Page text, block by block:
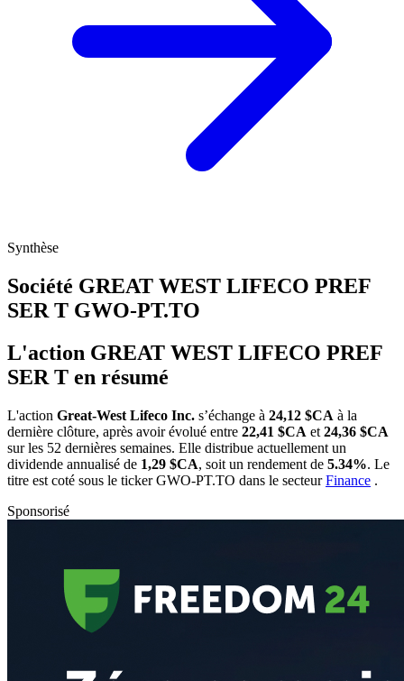
Synthèse
Société GREAT WEST LIFECO PREF
SER T GWO-PT.TO
L'action GREAT WEST LIFECO PREF
SER T en résumé
L'action Great-West Lifeco Inc. s’échange à 24,12 $CA à la
dernière clôture, après avoir évolué entre 22,41 $CA et 24,36 $CA
sur les 52 dernières semaines. Elle distribue actuellement un
dividende annualisé de 1,29 $CA, soit un rendement de 5.34%. Le
titre est coté sous le tickerGWO-PT.TO dans le secteurFinance .
Sponsorisé